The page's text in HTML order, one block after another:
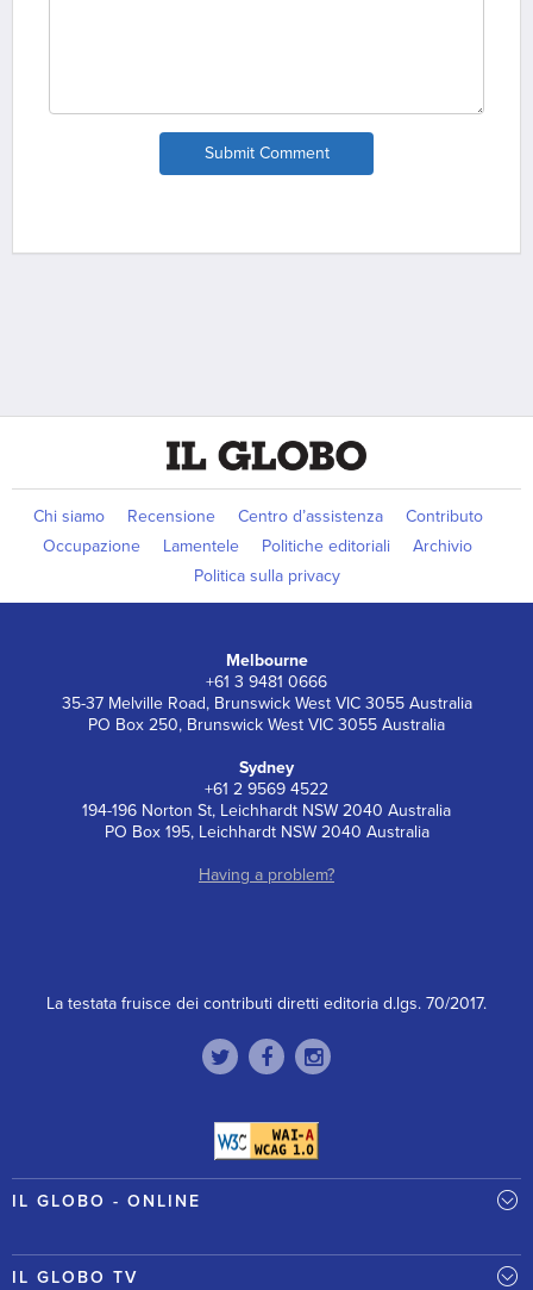
Submit Comment
Chi siamo Recensione Centro d’assistenza
Contributo
Occupazione
Lamentele Politiche editoriali
Archivio
Politica sulla privacy
Melbourne
+61 3 9481 0666
35-37 Melville Road, Brunswick West VIC 3055 Australia
PO Box 250, Brunswick West VIC 3055 Australia
Sydney
+61 2 9569 4522
194-196 Norton St, Leichhardt NSW 2040 Australia
PO Box 195, Leichhardt NSW 2040 Australia
Having a problem?
La testata fruisce dei contributi diretti editoria d.lgs. 70/2017.
IL GLOBO - ONLINE
IL GLOBO TV